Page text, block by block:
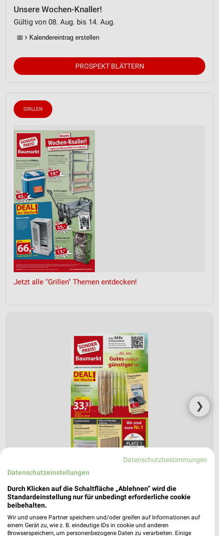
Unsere Wochen-Knaller!
Gültig von 08. Aug. bis 14. Aug.
📅 Kalendereintrag erstellen
PROSPEKT BLÄTTERN
GRILLEN
Jetzt alle "Grillen" Themen entdecken!
❯
Sonderpreis Baumarkt Prospekt für
Raschau-Markersbach ab Sa. den 15.08.
Datenschutzbestimmungen
Datenschutzeinstellungen
Durch Klicken auf die Schaltfläche „Ablehnen“ wird die
Standardeinstellung nur für unbedingt erforderliche cookie
beibehalten.
Wir und unsere Partner speichern und/oder greifen auf Informationen auf
einem Gerät zu, wie z. B. eindeutige IDs in cookie und anderen
Browserspeichern, um personenbezogene Daten zu verarbeiten. Einige